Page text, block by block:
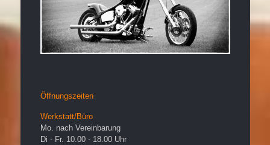
Öffnungszeiten
Werkstatt/Büro
Mo. nach Vereinbarung
Di - Fr. 10.00 - 18.00 Uhr